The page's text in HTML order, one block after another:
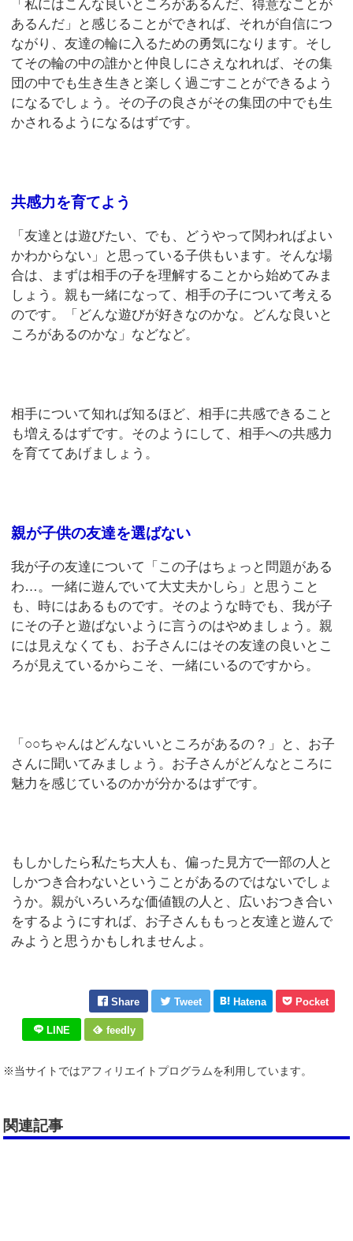
「私にはこんな良いところがあるんだ、得意なことが
あるんだ」と感じることができれば、それが自信につ
ながり、友達の輪に入るための勇気になります。そし
てその輪の中の誰かと仲良しにさえなれれば、その集
団の中でも生き生きと楽しく過ごすことができるよう
になるでしょう。その子の良さがその集団の中でも生
かされるようになるはずです。
共感力を育てよう
「友達とは遊びたい、でも、どうやって関わればよい
かわからない」と思っている子供もいます。そんな場
合は、まずは相手の子を理解することから始めてみま
しょう。親も一緒になって、相手の子について考える
のです。「どんな遊びが好きなのかな。どんな良いと
ころがあるのかな」などなど。
相手について知れば知るほど、相手に共感できること
も増えるはずです。そのようにして、相手への共感力
を育ててあげましょう。
親が子供の友達を選ばない
我が子の友達について「この子はちょっと問題がある
わ…。一緒に遊んでいて大丈夫かしら」と思うこと
も、時にはあるものです。そのような時でも、我が子
にその子と遊ばないように言うのはやめましょう。親
には見えなくても、お子さんにはその友達の良いとこ
ろが見えているからこそ、一緒にいるのですから。
「○○ちゃんはどんないいところがあるの？」と、お子
さんに聞いてみましょう。お子さんがどんなところに
魅力を感じているのかが分かるはずです。
もしかしたら私たち大人も、偏った見方で一部の人と
しかつき合わないということがあるのではないでしょ
うか。親がいろいろな価値観の人と、広いおつき合い
をするようにすれば、お子さんももっと友達と遊んで
みようと思うかもしれませんよ。
Share Tweet Hatena Pocket
LINE feedly
※当サイトではアフィリエイトプログラムを利用しています。
関連記事